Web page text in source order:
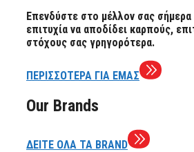
Επενδύστε στο μέλλον σας σήμερα
επιτυχία να αποδίδει καρπούς,
στόχους σας γρηγορότερα.
ΠΕΡΙΣΣΟΤΕΡΑ ΓΙΑ ΕΜΑΣ
Our Brands
ΔΕΙΤΕ ΟΛΑ ΤΑ BRAND